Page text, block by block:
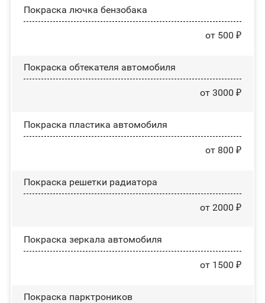
Покраска лючка бензобака
от 500 ₽
Покраска обтекателя автомобиля
от 3000 ₽
Покраска пластика автомобиля
от 800 ₽
Покраска решетки радиатора
от 2000 ₽
Покраска зеркала автомобиля
от 1500 ₽
Покраска парктроников